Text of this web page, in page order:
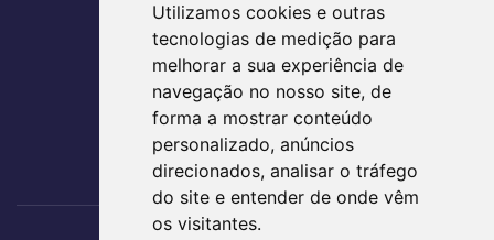
Utilizamos cookies e outras
tecnologias de medição para
melhorar a sua experiência de
navegação no nosso site, de
forma a mostrar conteúdo
personalizado, anúncios
direcionados, analisar o tráfego
do site e entender de onde vêm
os visitantes.
agir@agirsaude.org.br
ACESSE AS REDES SOCIAIS
Nos acompanhe